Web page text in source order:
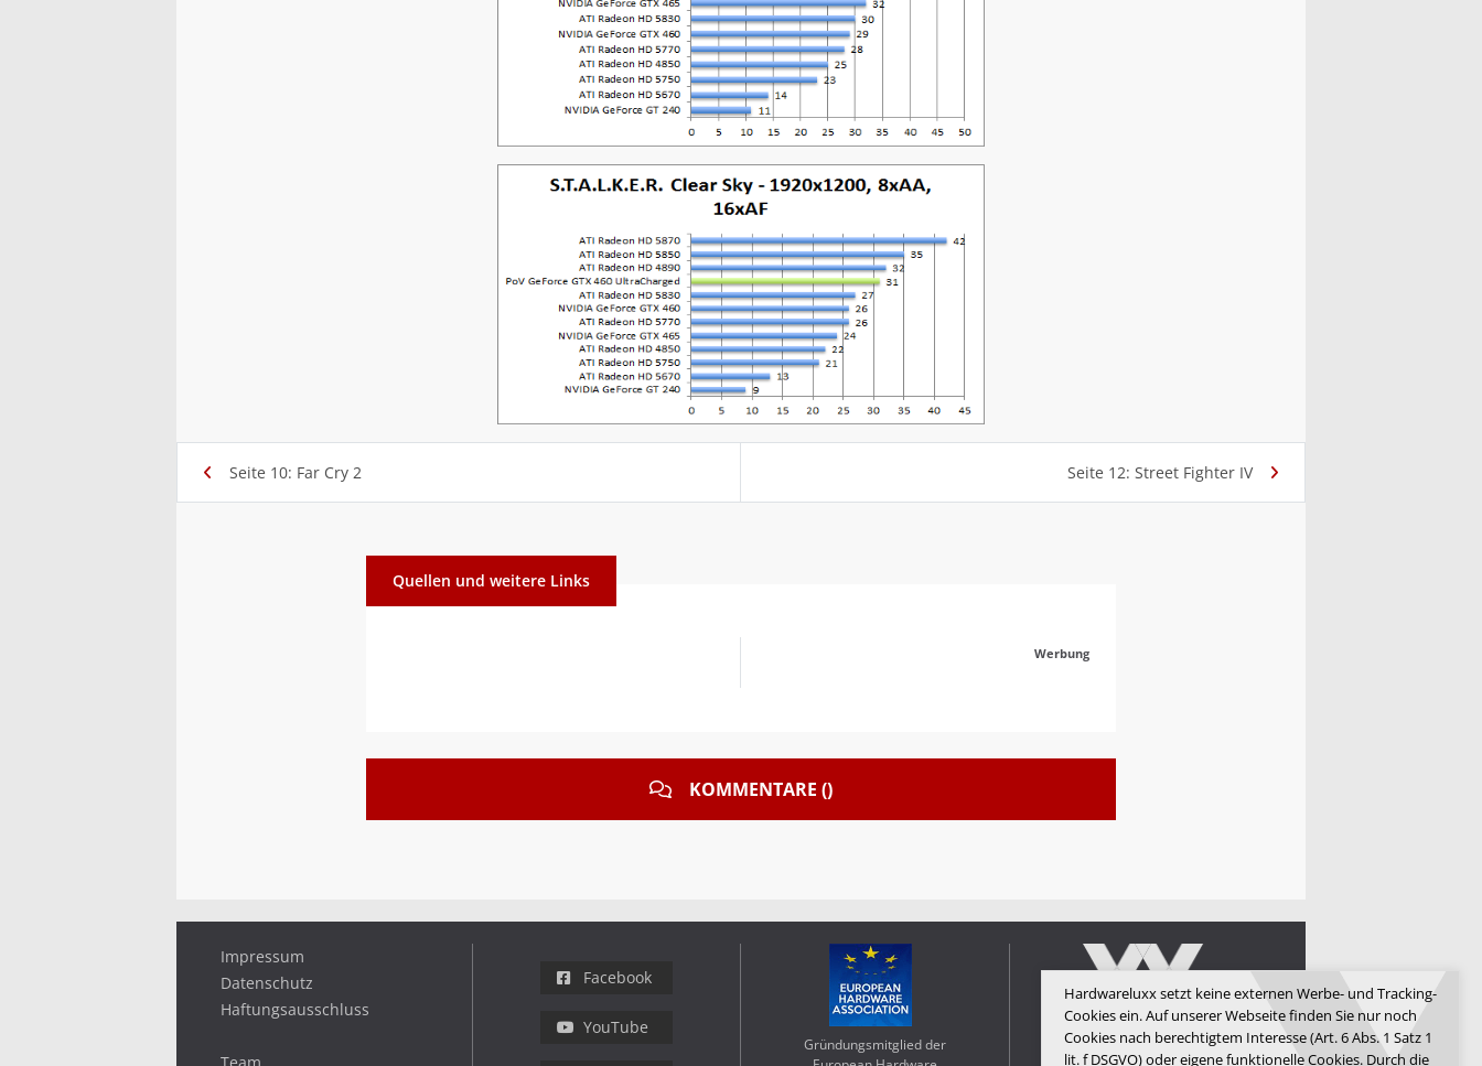
Seite 10: Far Cry 2 Seite 12: Street Fighter IV
Quellen und weitere Links
Werbung
KOMMENTARE ()
Hardwareluxx setzt keine externen Werbe- und Tracking-
Cookies ein. Auf unserer Webseite finden Sie nur noch
Cookies nach berechtigtem Interesse (Art. 6 Abs. 1 Satz 1
lit. f DSGVO) oder eigene funktionelle Cookies. Durch die
Impressum
Datenschutz
Haftungsausschluss
Facebook
YouTube
Gründungsmitglied der
Hardwareluxx Media GmbH